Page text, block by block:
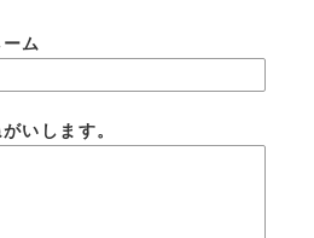
ム
いします。